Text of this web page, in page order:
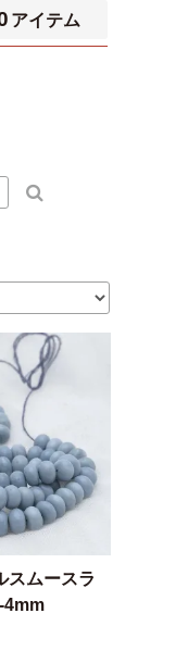
アイテム
スムースラ
4mm